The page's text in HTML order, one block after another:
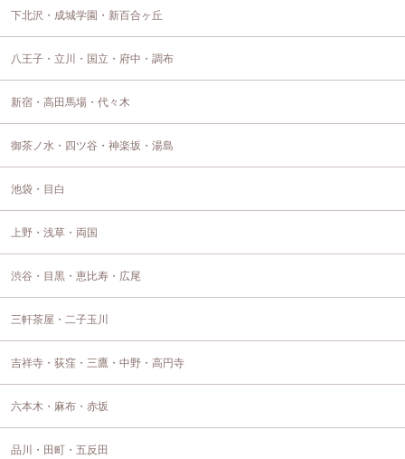
下北沢・成城学園・新百合ヶ丘
八王子・立川・国立・府中・調布
新宿・高田馬場・代々木
御茶ノ水・四ツ谷・神楽坂・湯島
池袋・目白
上野・浅草・両国
渋谷・目黒・恵比寿・広尾
三軒茶屋・二子玉川
吉祥寺・荻窪・三鷹・中野・高円寺
六本木・麻布・赤坂
品川・田町・五反田